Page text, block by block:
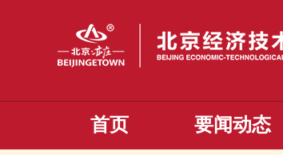
首页 要闻动态